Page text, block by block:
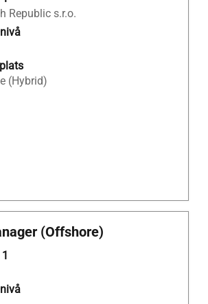
Republic s.r.o.
(Hybrid)
(Offshore)